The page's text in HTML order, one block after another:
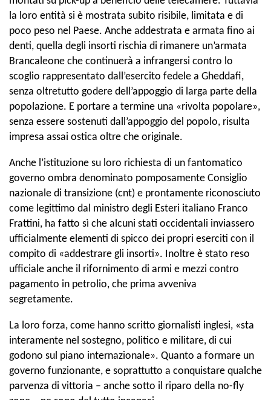
la loro entità si è mostrata subito risibile, limitata e di
poco peso nel Paese. Anche addestrata e armata fino ai
denti, quella degli insorti rischia di rimanere un’armata
Brancaleone che continuerà a infrangersi contro lo
scoglio rappresentato dall’esercito fedele a Gheddafi,
senza oltretutto godere dell’appoggio di larga parte della
popolazione. E portare a termine una «rivolta popolare»,
senza essere sostenuti dall’appoggio del popolo, risulta
impresa assai ostica oltre che originale.
Anche l’istituzione su loro richiesta di un fantomatico
governo ombra denominato pomposamente Consiglio
nazionale di transizione (cnt) e prontamente riconosciuto
come legittimo dal ministro degli Esteri italiano Franco
Frattini, ha fatto sì che alcuni stati occidentali inviassero
ufficialmente elementi di spicco dei propri eserciti con il
compito di «addestrare gli insorti». Inoltre è stato reso
ufficiale anche il rifornimento di armi e mezzi contro
pagamento in petrolio, che prima avveniva
segretamente.
La loro forza, come hanno scritto giornalisti inglesi, «sta
interamente nel sostegno, politico e militare, di cui
godono sul piano internazionale». Quanto a formare un
governo funzionante, e soprattutto a conquistare qualche
parvenza di vittoria – anche sotto il riparo della no-fly